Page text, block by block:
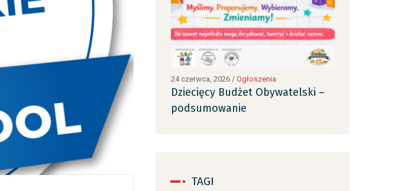
Dziecięcy Budżet Obywatelski –
podsumowanie
24 czerwca, 2026/ Ogłoszenia
Dziecięcy Budżet Obywatelski –
podsumowanie
TAGI